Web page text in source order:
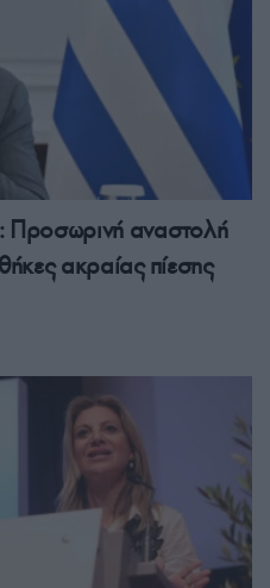
Προσωρινή αναστολή
ακραίας πίεσης